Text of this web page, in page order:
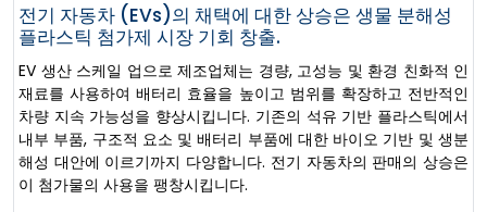
전기 자동차 (EVs)의 채택에 대한 상승은 생물 분해성
플라스틱 첨가제 시장 기회 창출.
EV 생산 스케일 업으로 제조업체는 경량, 고성능 및 환경 친화적 인
재료를 사용하여 배터리 효율을 높이고 범위를 확장하고 전반적인
차량 지속 가능성을 향상시킵니다. 기존의 석유 기반 플라스틱에서
내부 부품, 구조적 요소 및 배터리 부품에 대한 바이오 기반 및 생분
해성 대안에 이르기까지 다양합니다. 전기 자동차의 판매의 상승은
이 첨가물의 사용을 팽창시킵니다.